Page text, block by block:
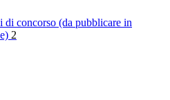
di concorso (da pubblicare in
2